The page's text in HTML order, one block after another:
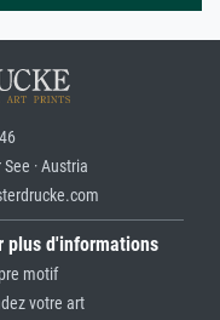
· Austria
plus d'informations
motif
votre art